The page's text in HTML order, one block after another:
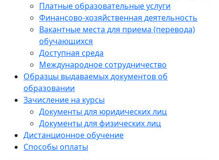
Платные образовательные услуги
Финансово-хозяйственная деятельность
Вакантные места для приема (перевода)
обучающихся
Доступная среда
Международное сотрудничество
Образцы выдаваемых документов об
образовании
Зачисление на курсы
Документы для юридических лиц
Документы для физических лиц
Дистанционное обучение
Способы оплаты